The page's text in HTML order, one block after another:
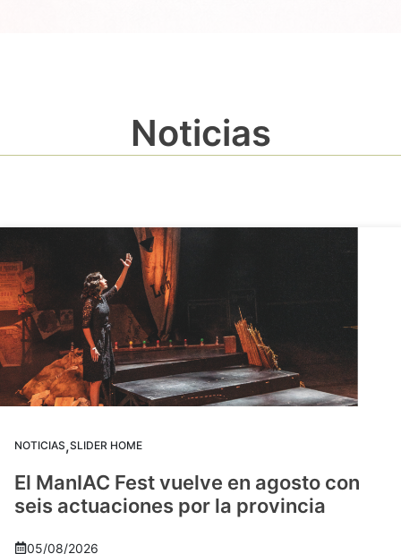
Noticias
NOTICIAS,SLIDER HOME
El ManIAC Fest vuelve en agosto con
seis actuaciones por la provincia
05/08/2026